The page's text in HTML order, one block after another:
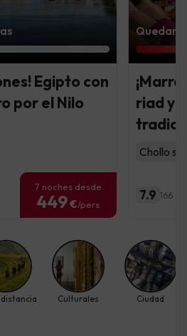
Egipto con
por el Nilo
7 noches desde
449€/pers.
Quedan
riad y
Chollo
7.9 166
Culturales Ciudad